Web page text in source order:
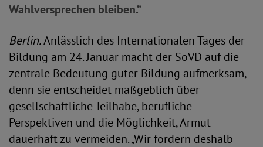
Wahlversprechen bleiben.“
Berlin.Anlässlich des Internationalen Tages der
Bildung am 24. Januar macht der SoVD auf die
zentrale Bedeutung guter Bildung aufmerksam,
denn sie entscheidet maßgeblich über
gesellschaftliche Teilhabe, berufliche
Perspektiven und die Möglichkeit, Armut
dauerhaft zu vermeiden. „Wir fordern deshalb